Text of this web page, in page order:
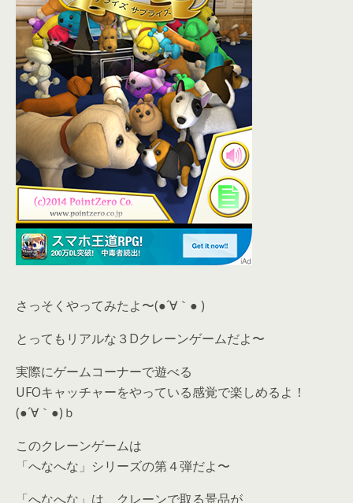
さっそくやってみたよ〜(●´∀｀● )
とってもリアルな３Dクレーンゲームだよ〜
実際にゲームコーナーで遊べる
UFOキャッチャーをやっている感覚で楽しめるよ！
(●´∀｀●)ｂ
このクレーンゲームは
「へなへな」シリーズの第４弾だよ〜
「へなへな」は、クレーンで取る景品が